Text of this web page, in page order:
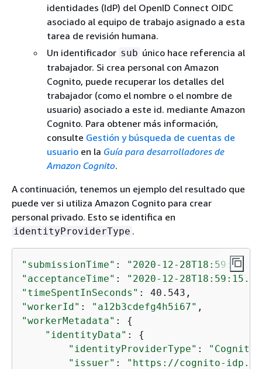
identidades (IdP) del OpenID Connect OIDC
asociado al equipo de trabajo asignado a esta
tarea de revisión humana.
Un identificador sub único hace referencia al
trabajador. Si crea personal con Amazon
Cognito, puede recuperar los detalles del
trabajador (como el nombre o el nombre de
usuario) asociado a este id. mediante Amazon
Cognito. Para obtener más información,
consulte Gestión y búsqueda de cuentas de
usuario en la Guía para desarrolladores de
Amazon Cognito.
A continuación, tenemos un ejemplo del resultado que
puede ver si utiliza Amazon Cognito para crear
personal privado. Esto se identifica en
identityProviderType .
"submissionTime" :
"2020-12-
"acceptanceTime" :
"2020-12-
"timeSpentInSeconds"
"workerId" : "a12b3cdefg4h5i67"
"workerMetadata" : {
"identityData" : {
"identityProviderType" : "Cognito"
"issuer" :
"https://cognito-idp.aws-